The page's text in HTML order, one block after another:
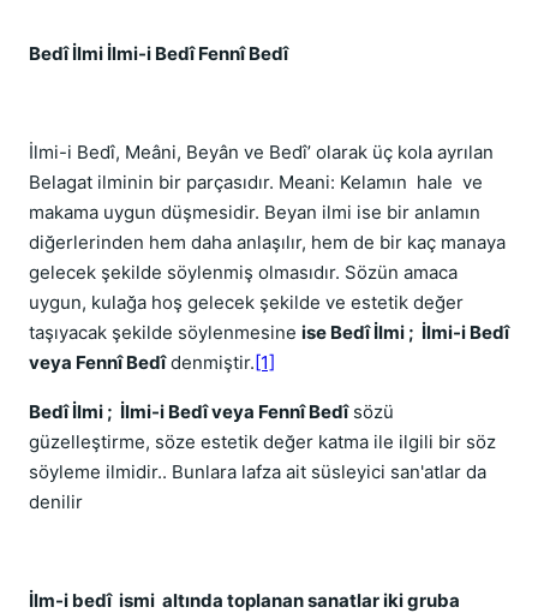
Bedî İlmi İlmi-i Bedî Fennî Bedî
İlmi-i Bedî, Meâni, Beyân ve Bedî’ olarak üç kola ayrılan
Belagat ilminin bir parçasıdır. Meani: Kelamın hale ve
makama uygun düşmesidir. Beyan ilmi ise bir anlamın
diğerlerinden hem daha anlaşılır, hem de bir kaç manaya
gelecek şekilde söylenmiş olmasıdır. Sözün amaca
uygun, kulağa hoş gelecek şekilde ve estetik değer
taşıyacak şekilde söylenmesine ise Bedî İlmi ; İlmi-i Bedî
veya Fennî Bedîdenmiştir.[1]
Bedî İlmi ; İlmi-i Bedî veya Fennî Bedîsözü
güzelleştirme, söze estetik değer katma ile ilgili bir söz
söyleme ilmidir.. Bunlara lafza ait süsleyici san'atlar da
denilir
İlm-i bedî ismi altında toplanan sanatlar iki gruba